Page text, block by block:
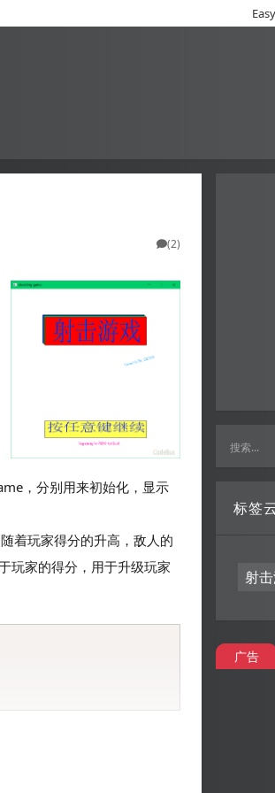
(2)
，分别用来初始化，显示
着玩家得分的升高，敌人的
玩家的得分，用于升级玩家
标签
射
广告